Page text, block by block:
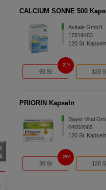
CALCIUM SONNE 500
Avitale GmbH
17819483
120St Kapseln
60 St
21%
120
PRIORIN Kapseln
Bayer Vital
04002065
120St Kapseln
30 St
29%
120